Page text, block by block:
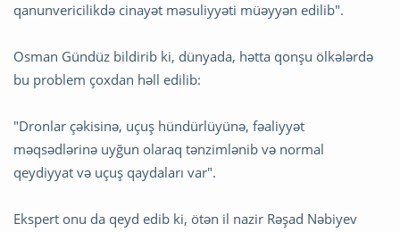
qanunvericilikdə cinayət məsuliyyəti müəyyən edilib".
Osman Gündüz bildirib ki, dünyada, hətta qonşu ölkələrdə
bu problem çoxdan həll edilib:
"Dronlar çəkisinə, uçuş hündürlüyünə, fəaliyyət
məqsədlərinə uyğun olaraq tənzimlənib və normal
qeydiyyat və uçuş qaydaları var".
Ekspert onu da qeyd edib ki, ötən il nazir Rəşad Nəbiyev